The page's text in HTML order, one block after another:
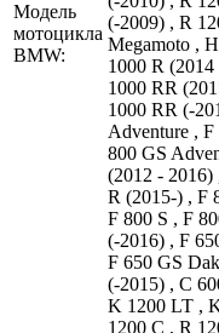
Модель
мотоцикла
BMW:
(-2009) , R
Megamoto ,
1000 R
1000 RR
1000 RR (-
Adventure ,
800 GS
(2012 -
R (2015-) , F
F 800 S , F
(-2016) , F
F 650 GS
(-2015) , C
K 1200 LT ,
1200 C , R